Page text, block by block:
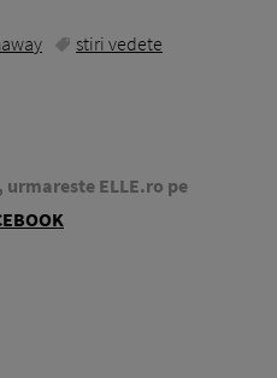
stiri vedete
ELLE.ro pe